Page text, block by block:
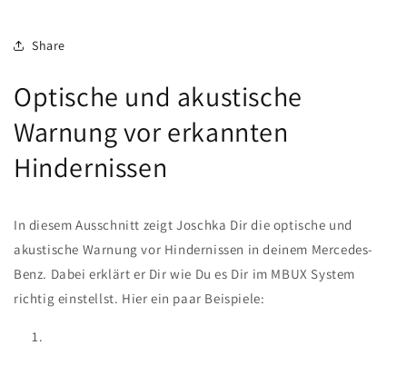
Share
Optische und akustische
Warnung vor erkannten
Hindernissen
In diesem Ausschnitt zeigt Joschka Dir die optische und
akustische Warnung vor Hindernissen in deinem Mercedes-
Benz. Dabei erklärt er Dir wie Du es Dir im MBUX System
richtig einstellst. Hier ein paar Beispiele: